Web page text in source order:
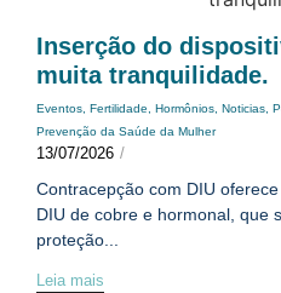
Inserção do
muita tranquilidade.
Eventos Fertilidade Hormônios Noticias
Prevenção da Saúde da Mulher
13/07/2026 /
Contracepção com DIU
DIU de cobre e hormonal, que
proteção...
Leia mais